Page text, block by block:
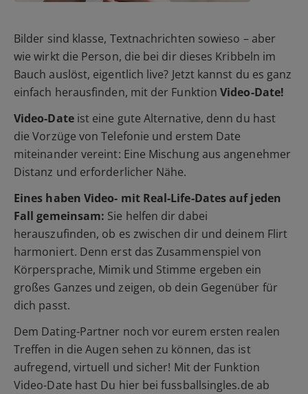
Bilder sind klasse, Textnachrichten sowieso – aber
wie wirkt die Person, die bei dir dieses Kribbeln im
Bauch auslöst, eigentlich live? Jetzt kannst du es ganz
einfach herausfinden, mit der FunktionVideo-Date!
Video-Dateist eine gute Alternative, denn du hast
die Vorzüge von Telefonie und erstem Date
miteinander vereint: Eine Mischung aus angenehmer
Distanz und erforderlicher Nähe.
Eines haben Video- mit Real-Life-Dates auf jeden
Fall gemeinsam: Sie helfen dir dabei
herauszufinden, ob es zwischen dir und deinem Flirt
harmoniert. Denn erst das Zusammenspiel von
Körpersprache, Mimik und Stimme ergeben ein
großes Ganzes und zeigen, ob dein Gegenüber für
dich passt.
Dem Dating-Partner noch vor eurem ersten realen
Treffen in die Augen sehen zu können, das ist
aufregend, virtuell und sicher! Mit der Funktion
Video-Date hast Du hier bei fussballsingles.de ab